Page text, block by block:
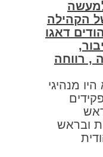
הקהילה
דאגו
, רווחה
מנהיגי
ובראש